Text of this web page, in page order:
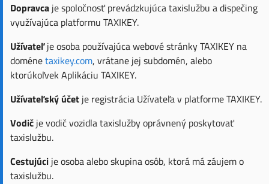
Dopravca je spoločnosť prevádzkujúca taxislužbu a dispečing
využívajúca platformu TAXIKEY.
Užívateľje osoba používajúca webové stránky TAXIKEY na
doménetaxikey.com, vrátane jej subdomén, alebo
ktorúkoľvek Aplikáciu TAXIKEY.
Užívateľský účet je registrácia Užívateľa v platforme TAXIKEY.
Vodič je vodič vozidla taxislužby oprávnený poskytovať
taxislužbu.
Cestujúci je osoba alebo skupina osôb, ktorá má záujem o
taxislužbu.